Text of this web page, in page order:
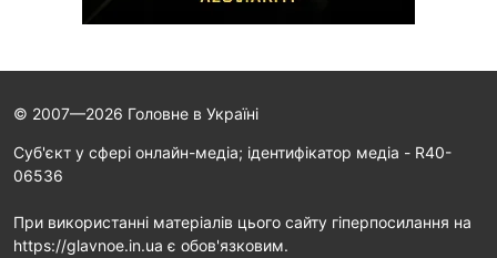
© 2007—2026 Головне в Україні
Cуб'єкт у сфері онлайн-медіа; ідентифікатор медіа - R40-
06536
При використанні матеріалів цього сайту гіперпосилання на
https://glavnoe.in.ua є обов'язковим.